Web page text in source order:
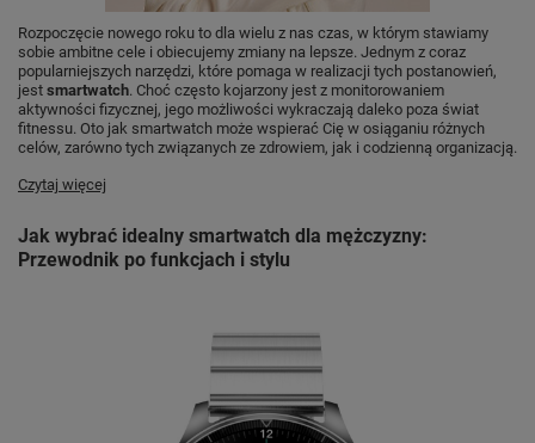
Rozpoczęcie nowego roku to dla wielu z nas czas, w którym stawiamy
sobie ambitne cele i obiecujemy zmiany na lepsze. Jednym z coraz
popularniejszych narzędzi, które pomaga w realizacji tych postanowień,
jest smartwatch. Choć często kojarzony jest z monitorowaniem
aktywności fizycznej, jego możliwości wykraczają daleko poza świat
fitnessu. Oto jak smartwatch może wspierać Cię w osiąganiu różnych
celów, zarówno tych związanych ze zdrowiem, jak i codzienną organizacją.
Czytaj więcej
Jak wybrać idealny smartwatch dla mężczyzny:
Przewodnik po funkcjach i stylu